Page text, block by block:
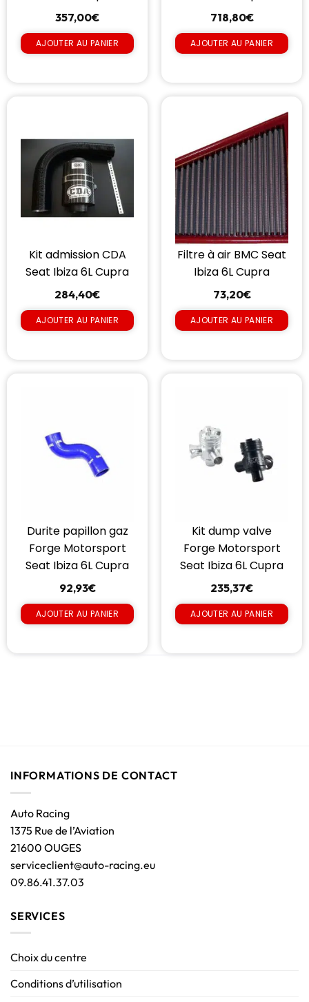
357,00€
AJOUTER AU PANIER
718,80€
AJOUTER AU PANIER
Kit admission CDA
Seat Ibiza 6L Cupra
284,40€
AJOUTER AU PANIER
Filtre à air BMC Seat
Ibiza 6L Cupra
73,20€
AJOUTER AU PANIER
Durite papillon gaz
Forge Motorsport
Seat Ibiza 6L Cupra
92,93€
AJOUTER AU PANIER
Kit dump valve
Forge Motorsport
Seat Ibiza 6L Cupra
235,37€
AJOUTER AU PANIER
INFORMATIONS DE CONTACT
Auto Racing
1375 Rue de l’Aviation
21600 OUGES
serviceclient@auto-racing.eu
09.86.41.37.03
SERVICES
Choix du centre
Conditions d’utilisation